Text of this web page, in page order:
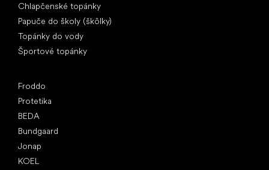
Chlapčenské topánky
Papuče do školy (škôlky)
Topánky do vody
Športové topánky
Froddo
Protetika
BEDA
Bundgaard
Jonap
KOEL